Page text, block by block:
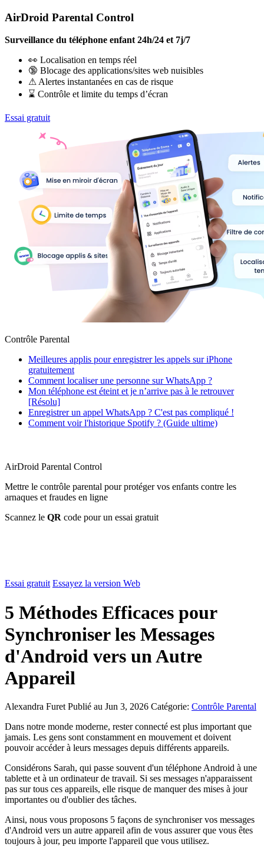
AirDroid Parental Control
Surveillance du téléphone enfant 24h/24 et 7j/7
👀 Localisation en temps réel
🔞 Blocage des applications/sites web nuisibles
⚠ Alertes instantanées en cas de risque
⌛ Contrôle et limite du temps d’écran
Essai gratuit
Contrôle Parental
Meilleures applis pour enregistrer les appels sur iPhone
gratuitement
Comment localiser une personne sur WhatsApp ?
Mon téléphone est éteint et je n’arrive pas à le retrouver
[Résolu]
Enregistrer un appel WhatsApp ? C'est pas compliqué !
Comment voir l'historique Spotify ? (Guide ultime)
AirDroid Parental Control
Mettre le contrôle parental pour protéger vos enfants contre les
arnaques et fraudes en ligne
Scannez le QR code pour un essai gratuit
Essai gratuit Essayez la version Web
5 Méthodes Efficaces pour
Synchroniser les Messages
d'Android vers un Autre
Appareil
Alexandra Furet Publié au Jun 3, 2026 Catégorie: Contrôle Parental
Dans notre monde moderne, rester connecté est plus important que
jamais. Les gens sont constamment en mouvement et doivent
pouvoir accéder à leurs messages depuis différents appareils.
Considérons Sarah, qui passe souvent d'un téléphone Android à une
tablette et à un ordinateur de travail. Si ses messages n'apparaissent
pas sur tous ces appareils, elle risque de manquer des mises à jour
importantes ou d'oublier des tâches.
Ainsi, nous vous proposons 5 façons de synchroniser vos messages
d'Android vers un autre appareil afin de vous assurer que vous êtes
toujours à jour, peu importe l'appareil que vous utilisez.